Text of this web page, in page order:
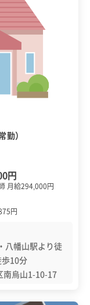
）
円
月給294,000円
円
八幡山駅より徒
10分
南烏山1-10-17